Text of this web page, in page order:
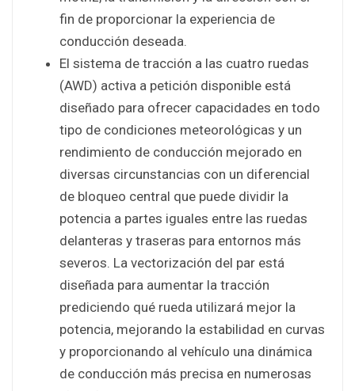
fin de proporcionar la experiencia de
conducción deseada.
El sistema de tracción a las cuatro ruedas
(AWD) activa a petición disponible está
diseñado para ofrecer capacidades en todo
tipo de condiciones meteorológicas y un
rendimiento de conducción mejorado en
diversas circunstancias con un diferencial
de bloqueo central que puede dividir la
potencia a partes iguales entre las ruedas
delanteras y traseras para entornos más
severos. La vectorización del par está
diseñada para aumentar la tracción
prediciendo qué rueda utilizará mejor la
potencia, mejorando la estabilidad en curvas
y proporcionando al vehículo una dinámica
de conducción más precisa en numerosas